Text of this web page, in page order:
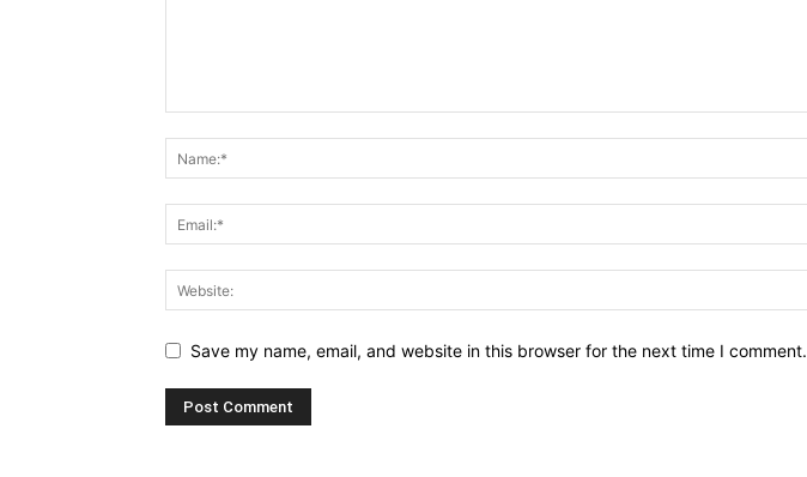
Save my name, email, and website in this browser for the next time I comment.